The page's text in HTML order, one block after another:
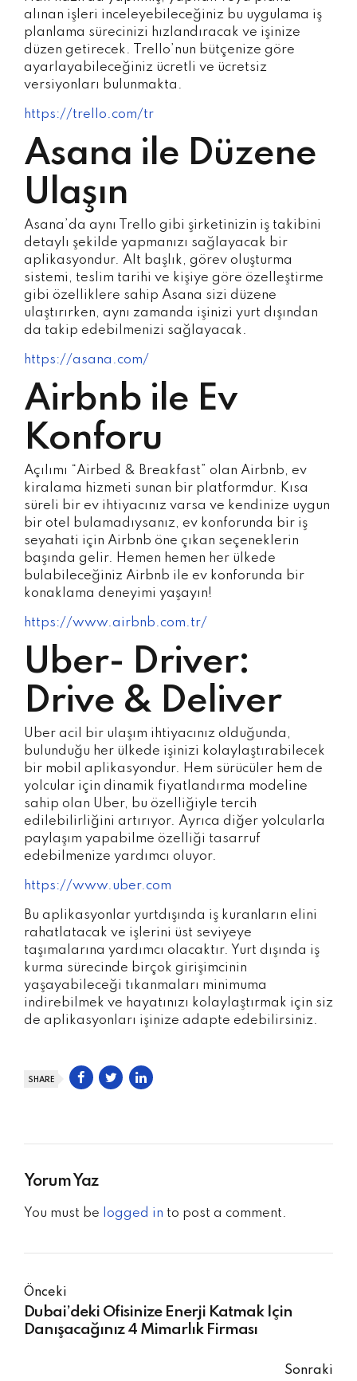
alınan işleri inceleyebileceğiniz bu uygulama iş
planlama sürecinizi hızlandıracak ve işinize
düzen getirecek. Trello’nun bütçenize göre
ayarlayabileceğiniz ücretli ve ücretsiz
versiyonları bulunmakta.
https://trello.com/tr
Asana ile Düzene
Ulaşın
Asana’da aynı Trello gibi şirketinizin iş takibini
detaylı şekilde yapmanızı sağlayacak bir
aplikasyondur. Alt başlık, görev oluşturma
sistemi, teslim tarihi ve kişiye göre özelleştirme
gibi özelliklere sahip Asana sizi düzene
ulaştırırken, aynı zamanda işinizi yurt dışından
da takip edebilmenizi sağlayacak.
https://asana.com/
Airbnb ile Ev
Konforu
Açılımı “Airbed & Breakfast” olan Airbnb, ev
kiralama hizmeti sunan bir platformdur. Kısa
süreli bir ev ihtiyacınız varsa ve kendinize uygun
bir otel bulamadıysanız, ev konforunda bir iş
seyahati için Airbnb öne çıkan seçeneklerin
başında gelir. Hemen hemen her ülkede
bulabileceğiniz Airbnb ile ev konforunda bir
konaklama deneyimi yaşayın!
https://www.airbnb.com.tr/
Uber- Driver:
Drive & Deliver
Uber acil bir ulaşım ihtiyacınız olduğunda,
bulunduğu her ülkede işinizi kolaylaştırabilecek
bir mobil aplikasyondur. Hem sürücüler hem de
yolcular için dinamik fiyatlandırma modeline
sahip olan Uber, bu özelliğiyle tercih
edilebilirliğini artırıyor. Ayrıca diğer yolcularla
paylaşım yapabilme özelliği tasarruf
edebilmenize yardımcı oluyor.
https://www.uber.com
Bu aplikasyonlar yurtdışında iş kuranların elini
rahatlatacak ve işlerini üst seviyeye
taşımalarına yardımcı olacaktır. Yurt dışında iş
kurma sürecinde birçok girişimcinin
yaşayabileceği tıkanmaları minimuma
indirebilmek ve hayatınızı kolaylaştırmak için siz
de aplikasyonları işinize adapte edebilirsiniz.
SHARE
Yorum Yaz
You must be logged in to post a comment.
Önceki
Dubai’deki Ofisinize Enerji Katmak İçin
Danışacağınız 4 Mimarlık Firması
Sonraki